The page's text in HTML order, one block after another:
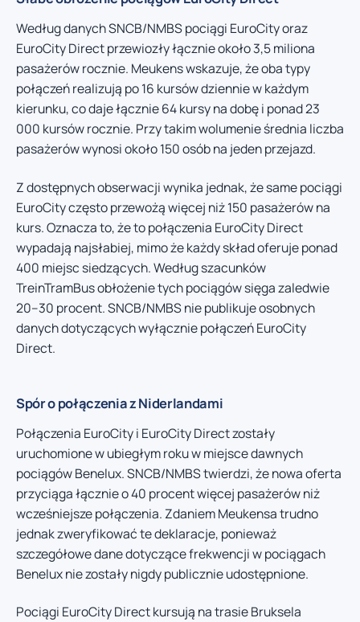
Według danych SNCB/NMBS pociągi EuroCity oraz
EuroCity Direct przewiozły łącznie około 3,5 miliona
pasażerów rocznie. Meukens wskazuje, że oba typy
połączeń realizują po 16 kursów dziennie w każdym
kierunku, co daje łącznie 64 kursy na dobę i ponad 23
000 kursów rocznie. Przy takim wolumenie średnia liczba
pasażerów wynosi około 150 osób na jeden przejazd.
Z dostępnych obserwacji wynika jednak, że same pociągi
EuroCity często przewożą więcej niż 150 pasażerów na
kurs. Oznacza to, że to połączenia EuroCity Direct
wypadają najsłabiej, mimo że każdy skład oferuje ponad
400 miejsc siedzących. Według szacunków
TreinTramBus obłożenie tych pociągów sięga zaledwie
20–30 procent. SNCB/NMBS nie publikuje osobnych
danych dotyczących wyłącznie połączeń EuroCity
Direct.
Spór o połączenia z Niderlandami
Połączenia EuroCity i EuroCity Direct zostały
uruchomione w ubiegłym roku w miejsce dawnych
pociągów Benelux. SNCB/NMBS twierdzi, że nowa oferta
przyciąga łącznie o 40 procent więcej pasażerów niż
wcześniejsze połączenia. Zdaniem Meukensa trudno
jednak zweryfikować te deklaracje, ponieważ
szczegółowe dane dotyczące frekwencji w pociągach
Benelux nie zostały nigdy publicznie udostępnione.
Pociągi EuroCity Direct kursują na trasie Bruksela